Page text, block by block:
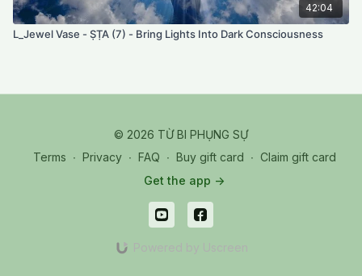
42:04
L_Jewel Vase - ṢṬA (7) - Bring Lights Into Dark Consciousness
© 2026 TỪ BI PHỤNG SỰ
Terms ∙ Privacy ∙ FAQ ∙ Buy gift card ∙ Claim gift card
Get the app ->
Powered by Uscreen